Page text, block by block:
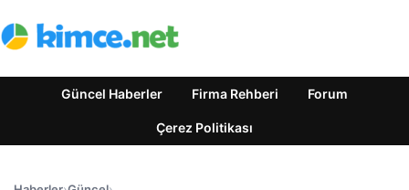
Güncel Haberler Firma Rehberi Forum
Çerez Politikası